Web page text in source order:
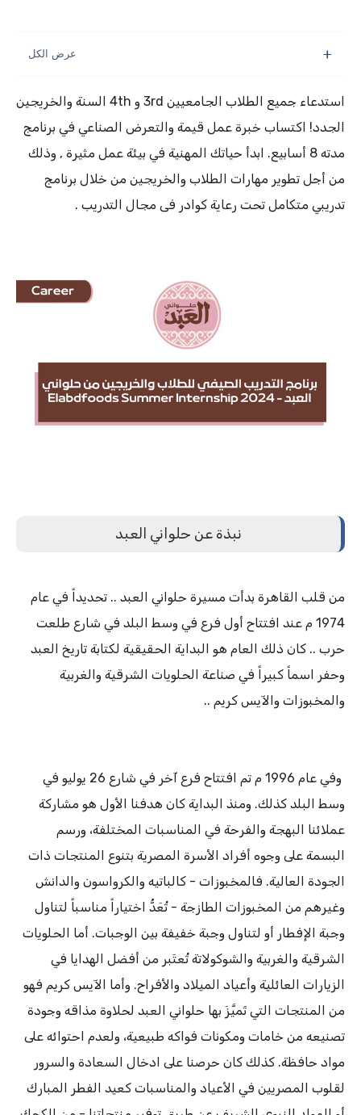
استدعاء جميع الطلاب الجامعيين 3rd و 4th السنة والخريجين
الجدد! اكتساب خبرة عمل قيمة والتعرض الصناعي في برنامج
مدته 8 أسابيع. ابدأ حياتك المهنية في بيئة عمل مثيرة , وذلك
من أجل تطوير مهارات الطلاب والخريجين من خلال برنامج
تدريبي متكامل تحت رعاية كوادر فى مجال التدريب .
نبذة عن حلواني العبد
من قلب القاهرة بدأت مسيرة حلواني العبد .. تحديداً في عام
1974 م عند افتتاح أول فرع في وسط البلد في شارع طلعت
حرب .. كان ذلك العام هو البداية الحقيقية لكتابة تاريخ العبد
وحفر اسماً كبيراً في صناعة الحلويات الشرقية والغربية
والمخبوزات والآيس كريم ..
وفي عام 1996 م تم افتتاح فرع آخر في شارع 26 يوليو في
وسط البلد كذلك. ومنذ البداية كان هدفنا الأول هو مشاركة
عملائنا البهجة والفرحة في المناسبات المختلفة، ورسم
البسمة على وجوه أفراد الأسرة المصرية بتنوع المنتجات ذات
الجودة العالية. فالمخبوزات - كالباتيه والكرواسون والدانش
وغيرهم من المخبوزات الطازجة - تُعَدُّ اختياراً مناسباً لتناول
وجبة الإفطار أو لتناول وجبة خفيفة بين الوجبات. أما الحلويات
الشرقية والغربية والشوكولاتة تُعتَبر من أفضل الهدايا في
الزيارات العائلية وأعياد الميلاد والأفراح. وأما الآيس كريم فهو
من المنتجات التي تَميَّزَ بها حلواني العبد لحلاوة مذاقه وجودة
تصنيعه من خامات ومكونات فواكه طبيعية، ولعدم احتوائه على
مواد حافظة. كذلك كان حرصنا على ادخال السعادة والسرور
لقلوب المصريين في الأعياد والمناسبات كعيد الفطر المبارك